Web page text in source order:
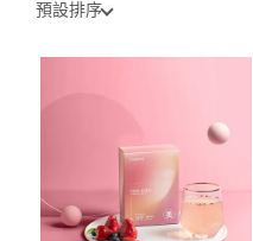
預設排序